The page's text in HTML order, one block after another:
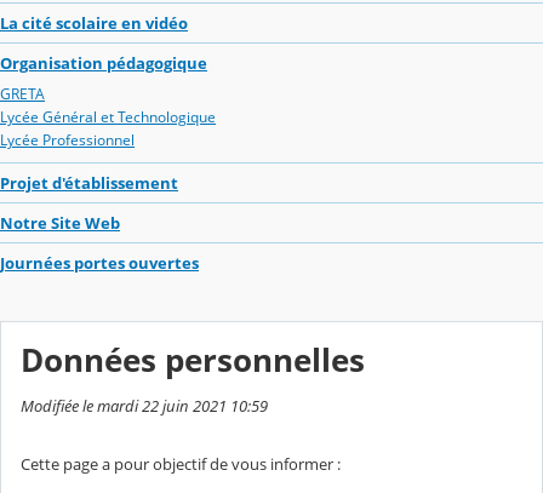
La cité scolaire en vidéo
Organisation pédagogique
GRETA
Lycée Général et Technologique
Lycée Professionnel
Projet d'établissement
Notre Site Web
Journées portes ouvertes
Données personnelles
Modifiée le mardi 22 juin 2021 10:59
Cette page a pour objectif de vous informer :